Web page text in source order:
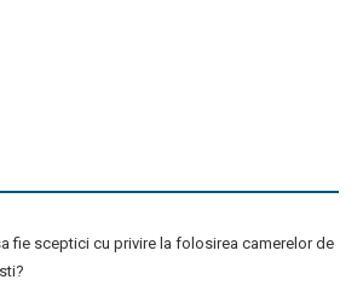
fie sceptici cu privire la folosirea camerelor de